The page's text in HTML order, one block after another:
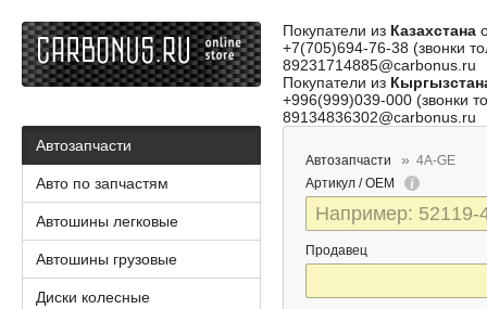
Покупатели из Казахстана
+7(705)694-76-38 (звонки
89231714885@carbonus.ru
Покупатели из
+996(999)039-000 (звонки
89134836302@carbonus.ru
Автозапчасти
4A-GE
Артикул / OEM
Продавец
Автозапчасти
Авто по запчастям
Автошины легковые
Автошины грузовые
Диски колесные